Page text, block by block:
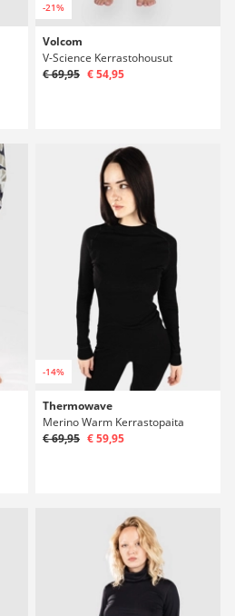
-21%
Volcom
V-Science Kerrastohousut
€ 69,95 € 54,95
-14%
Thermowave
Merino Warm Kerrastopaita
€ 69,95 € 59,95